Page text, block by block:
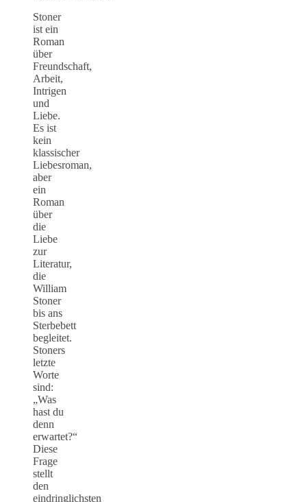
Stoner
ist ein
Roman
über
Freundschaft,
Arbeit,
Intrigen
und
Liebe.
Es ist
kein
klassischer
Liebesroman,
aber
ein
Roman
über
die
Liebe
zur
Literatur,
die
William
Stoner
bis ans
Sterbebett
begleitet.
Stoners
letzte
Worte
sind:
„Was
hast du
denn
erwartet?“
Diese
Frage
stellt
den
eindringlichsten